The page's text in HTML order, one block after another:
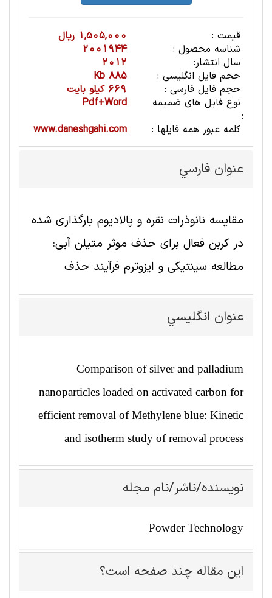
قیمت :
1,505,000 ریال
شناسه محصول :
2001944
سال انتشار:
2012
حجم فایل انگلیسی :
885 Kb
حجم فایل فارسی :
669 کیلو بایت
نوع فایل های ضمیمه
:
Pdf+Word
کلمه عبور همه فایلها :
www.daneshgahi.com
عنوان فارسي
مقایسه نانوذرات نقره و پالادیوم بارگذاری شده
در کربن فعال برای حذف موثر متیلن آبی:
مطالعه سینتیکی و ایزوترم فرآیند حذف
عنوان انگليسي
Comparison of silver and palladium
nanoparticles loaded on activated carbon for
efficient removal of Methylene blue: Kinetic
and isotherm study of removal process
نویسنده/ناشر/نام مجله
Powder Technology
این مقاله چند صفحه است؟